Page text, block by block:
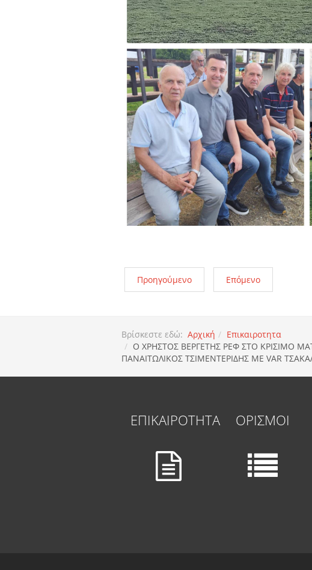
Προηγούμενο Επόμενο
Βρίσκεστε εδώ: Αρχική
Επικαιροτητα
Ο ΧΡΗΣΤΟΣ ΒΕΡΓΕΤΗΣ ΡΕΦ ΣΤΟ ΚΡΙΣΙΜΟ
ΠΑΝΑΙΤΩΛΙΚΟΣ ΤΣΙΜΕΝΤΕΡΙΔΗΣ ΜΕ VAR
ΕΠΙΚΑΙΡΟΤΗΤΑ ΟΡΙΣΜΟΙ